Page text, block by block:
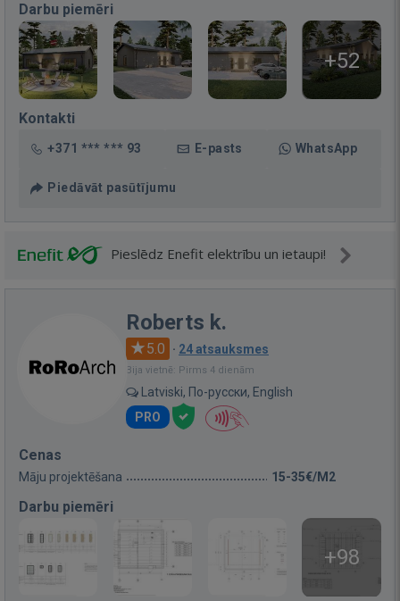
Darbu piemēri
+52
Kontakti
+371 *** *** 93 E-pasts WhatsApp
Piedāvāt pasūtījumu
Pieslēdz Enefit elektrību un ietaupi!
Roberts k.
5.0 · 24 atsauksmes
Bija vietnē: Pirms 4 dienām
Latviski, По-русски, English
PRO
Cenas
Māju projektēšana 15-35€/M2
Darbu piemēri
+98